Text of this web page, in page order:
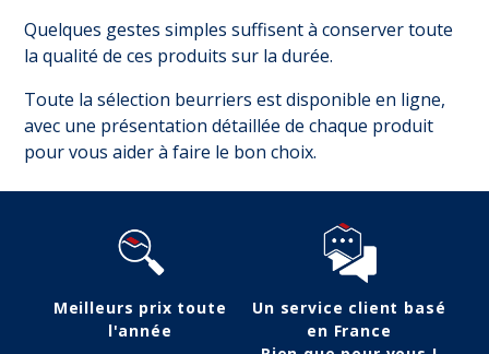
Quelques gestes simples suffisent à conserver toute
la qualité de ces produits sur la durée.
Toute la sélection beurriers est disponible en ligne,
avec une présentation détaillée de chaque produit
pour vous aider à faire le bon choix.
Meilleurs prix toute
l'année
Un service client basé
en France